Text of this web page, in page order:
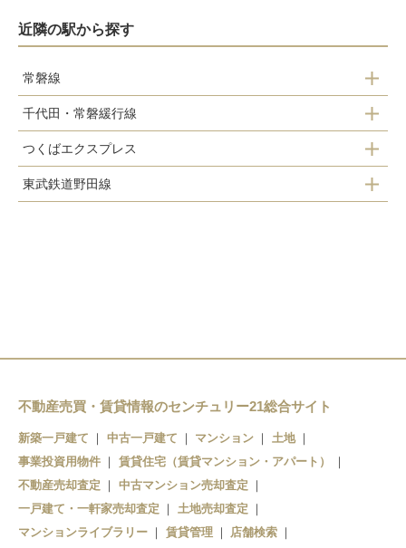
近隣の駅から探す
常磐線
柏駅
千代田・常磐緩行線
南柏駅
柏駅
つくばエクスプレス
柏の葉キャンパス駅
東武鉄道野田線
豊四季駅
不動産売買・賃貸情報のセンチュリー21総合サイト
新築一戸建て 中古一戸建て マンション
土地
事業投資用物件
賃貸住宅（賃貸マンション・アパート）
不動産売却査定
中古マンション売却査定
一戸建て・一軒家売却査定
土地売却査定
マンションライブラリー
賃貸管理
店舗検索